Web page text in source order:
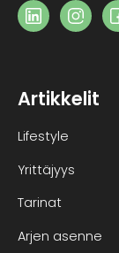
Artikkelit
Lifestyle
Yrittäjyys
Tarinat
Arjen asenne